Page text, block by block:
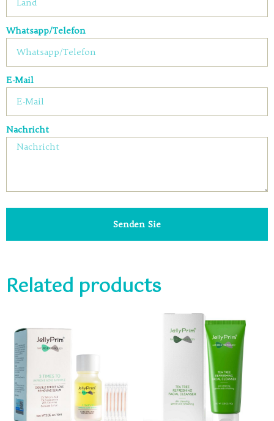
Whatsapp/Telefon
E-Mail
Nachricht
Senden Sie
Related products